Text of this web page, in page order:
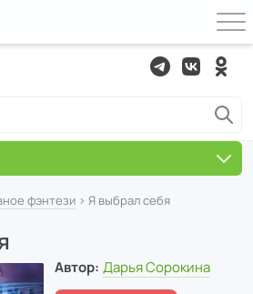
фэнтези › Я выбрал себя
Автор: Дарья Сорокина